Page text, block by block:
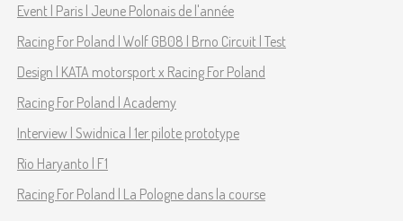
Event | Paris | Jeune Polonais de l'année
Racing For Poland | Wolf GB08 | Brno Circuit | Test
Design | KATA motorsport x Racing For Poland
Racing For Poland | Academy
Interview | Swidnica | 1er pilote prototype
Rio Haryanto | F1
Racing For Poland | La Pologne dans la course